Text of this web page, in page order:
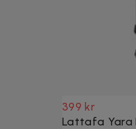
399 kr
Lattafa Yara